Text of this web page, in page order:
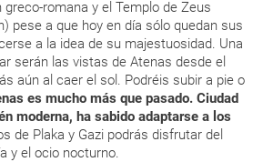
romana y el Templo de Zeus
pese a que hoy en día sólo quedan sus
a la idea de su majestuosidad. Una
serán las vistas de Atenas desde el
aún al caer el sol. Podréis subir a pie o
es mucho más que pasado. Ciudad
moderna, ha sabido adaptarse a los
de Plaka y Gazi podrás disfrutar del
y el ocio nocturno.
del viaje? ¿Qué gastos puede
o modificación del viaje?
tener mi pasaporte para ir
tengo que estar en el